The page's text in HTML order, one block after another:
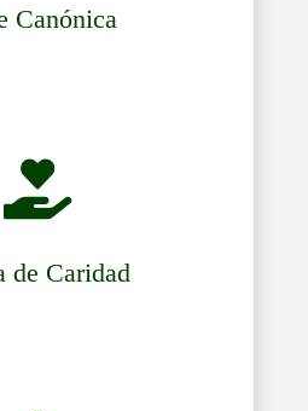
Canónica

de Caridad